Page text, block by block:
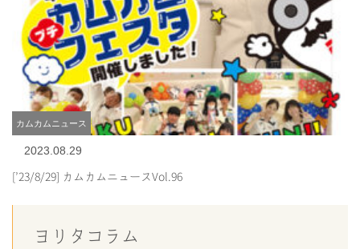
カムカムニュース
2023.08.29
[’23/8/29] カムカムニュースVol.96
ヨリタコラム